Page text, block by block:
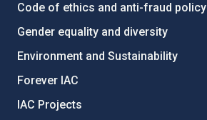
Code of ethics and anti-fraud policy
Gender equality and diversity
Environment and Sustainability
Forever IAC
IAC Projects